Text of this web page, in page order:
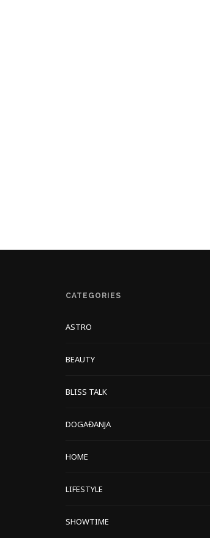
CATEGORIES
ASTRO
BEAUTY
BLISS TALK
DOGAĐANJA
HOME
LIFESTYLE
SHOWTIME